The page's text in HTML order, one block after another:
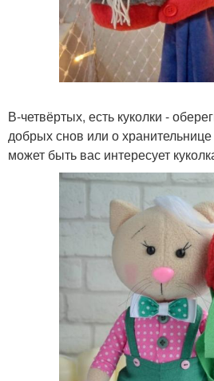
В-четвёртых, есть куколки -
добрых снов или о
может быть вас интересует